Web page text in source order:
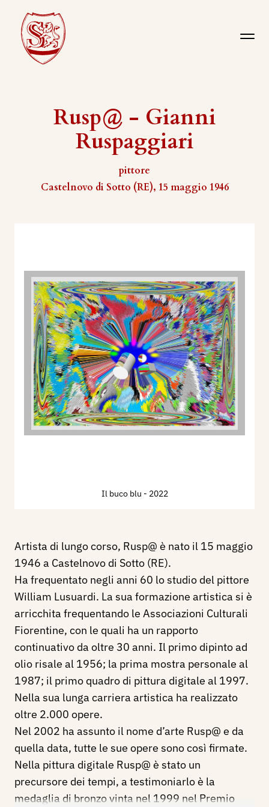
Rusp@ - Gianni
Ruspaggiari
pittore
Castelnovo di Sotto (RE), 15 maggio 1946
Il buco blu - 2022
Artista di lungo corso, Rusp@ è nato il 15 maggio
1946 a Castelnovo di Sotto (RE).
Ha frequentato negli anni 60 lo studio del pittore
William Lusuardi. La sua formazione artistica si è
arricchita frequentando le Associazioni Culturali
Fiorentine, con le quali ha un rapporto
continuativo da oltre 30 anni. Il primo dipinto ad
olio risale al 1956; la prima mostra personale al
1987; il primo quadro di pittura digitale al 1997.
Nella sua lunga carriera artistica ha realizzato
oltre 2.000 opere.
Nel 2002 ha assunto il nome d’arte Rusp@ e da
quella data, tutte le sue opere sono così firmate.
Nella pittura digitale Rusp@ è stato un
precursore dei tempi, a testimoniarlo è la
medaglia di bronzo vinta nel 1999 nel Premio